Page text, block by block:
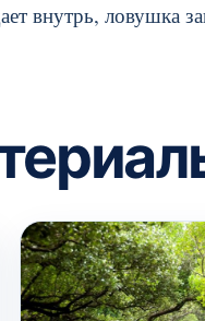
внутрь, ловушка